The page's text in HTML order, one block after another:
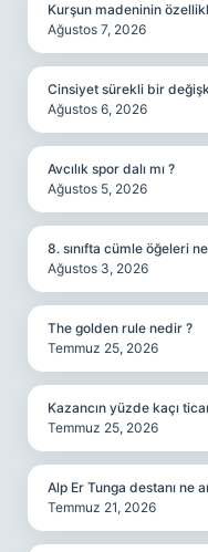
Kurşun madeninin
Ağustos 7, 2026
Cinsiyet sürekli bir
Ağustos 6, 2026
Avcılık spor dalı mı ?
Ağustos 5, 2026
8. sınıfta cümle öğeleri
Ağustos 3, 2026
The golden rule nedir ?
Temmuz 25, 2026
Kazancın yüzde kaçı
Temmuz 25, 2026
Alp Er Tunga destanı ne
Temmuz 21, 2026